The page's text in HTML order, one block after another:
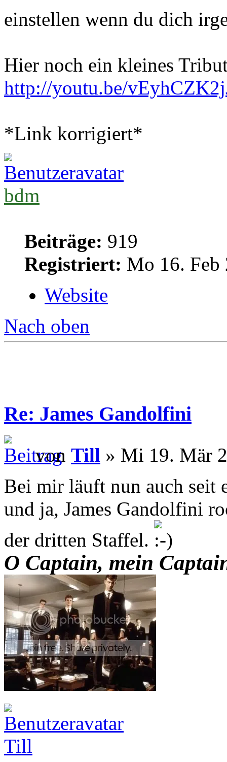
einstellen wenn du dich
Hier noch ein kleines
http://youtu.be/
*Link korrigiert*
bdm
Beiträge: 919
Registriert: Mo 16. Feb
Website
Nach oben
Re: James Gandolfini
von Till » Mi 19. Mär
Bei mir läuft nun auch seit
und ja, James Gandolfini
der dritten Staffel.
O Captain, mein
Till